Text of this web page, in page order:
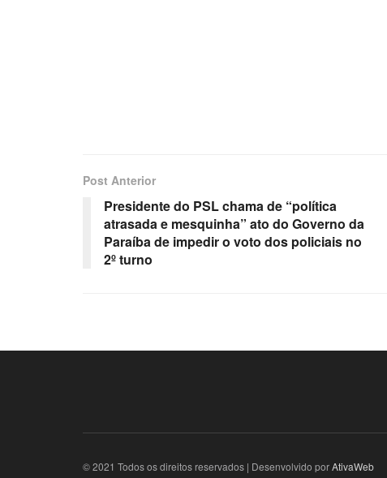
Post Anterior
Presidente do PSL chama de “política
atrasada e mesquinha” ato do Governo da
Paraíba de impedir o voto dos policiais no
2º turno
© 2021 Todos os direitos reservados | Desenvolvido porAtivaWeb